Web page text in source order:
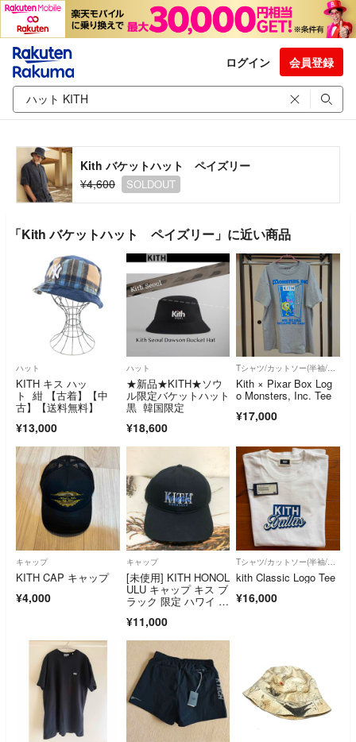
ログイン 会員登録
Kith バケットハット ペイズリー
¥4,600
SOLDOUT
「Kith バケットハット ペイズリー」に近い商品
ハット
KITH キス ハッ
ト 紺 【古着】【中
古】【送料無料】
¥13,000
ハット
★新品★KITH★ソウ
ル限定バケットハット
黒 韓国限定
¥18,600
Tシャツ/カットソー(半袖/袖なし)
Kith × Pixar Box Log
o Monsters, Inc. Tee
¥17,000
キャップ
KITH CAP キャップ
¥4,000
キャップ
[未使用] KITH HONOL
ULU キャップ キス ブ
ラック 限定 ハワイ ホ
¥11,000
Tシャツ/カットソー(半袖/袖なし)
kith Classic Logo Tee
¥16,000